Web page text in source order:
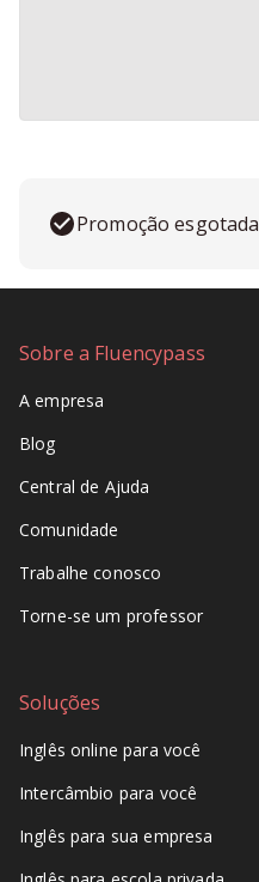
Promoção esgotada
Sobre a Fluencypass
A empresa
Blog
Central de Ajuda
Comunidade
Trabalhe conosco
Torne-se um professor
Soluções
Inglês online para você
Intercâmbio para você
Inglês para sua empresa